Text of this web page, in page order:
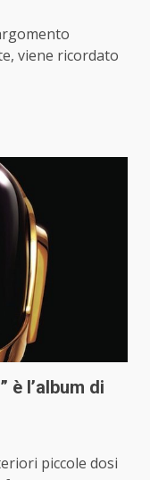
viene ricordato
è l’album di
piccole dosi